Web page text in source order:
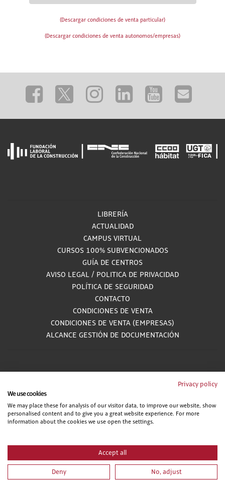
(Descargar condiciones de venta particular)
(Descargar condiciones de venta autonomos/empresas)
LIBRERÍA
ACTUALIDAD
CAMPUS VIRTUAL
CURSOS 100% SUBVENCIONADOS
GUÍA DE CENTROS
AVISO LEGAL / POLITICA DE PRIVACIDAD
POLÍTICA DE SEGURIDAD
CONTACTO
CONDICIONES DE VENTA
CONDICIONES DE VENTA (EMPRESAS)
ALCANCE GESTIÓN DE DOCUMENTACIÓN
Teléfono gratuito atendido por asesores especializados L-V 8:00 - 15:00
Privacy policy
We use cookies
We may place these for analysis of our visitor data, to improve our website, show
personalised content and to give you a great website experience. For more
information about the cookies we use open the settings.
Accept all
Deny No, adjust